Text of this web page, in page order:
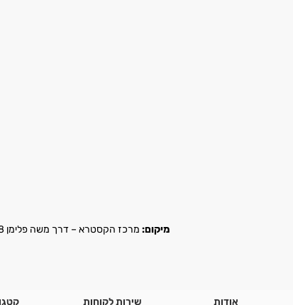
מיקום: מרכז הקסטרא – דרך משה פלימן 8, חיפה |
אודות שירות לקוחות